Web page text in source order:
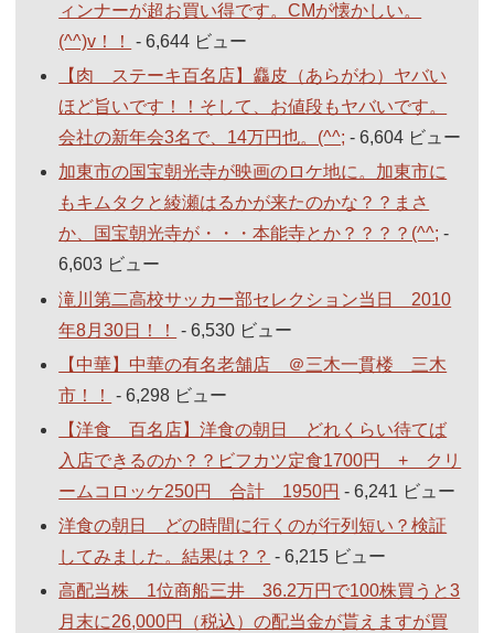
ィンナーが超お買い得です。CMが懐かしい。
(^^)v！！
- 6,644 ビュー
【肉 ステーキ百名店】麤皮（あらがわ）ヤバい
ほど旨いです！！そして、お値段もヤバいです。
会社の新年会3名で、14万円也。(^^; - 6,604 ビュー
加東市の国宝朝光寺が映画のロケ地に。加東市に
もキムタクと綾瀬はるかが来たのかな？？まさ
か、国宝朝光寺が・・・本能寺とか？？？？(^^; -
6,603 ビュー
滝川第二高校サッカー部セレクション当日 2010
年8月30日！！
- 6,530 ビュー
【中華】中華の有名老舗店 ＠三木一貫楼 三木
市！！
- 6,298 ビュー
【洋食 百名店】洋食の朝日 どれくらい待てば
入店できるのか？？ビフカツ定食1700円 + クリ
ームコロッケ250円 合計 1950円 - 6,241 ビュー
洋食の朝日 どの時間に行くのが行列短い？検証
してみました。結果は？？ - 6,215 ビュー
高配当株 1位商船三井 36.2万円で100株買うと3
月末に26,000円（税込）の配当金が貰えますが買